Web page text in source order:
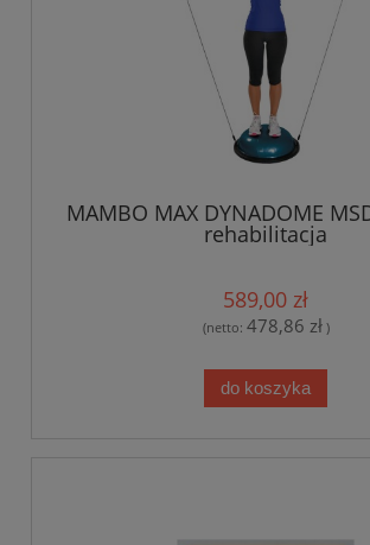
MAMBO MAX DYNADOME
rehabilitacja
589,00 zł
(netto: 478,86 zł)
do koszyka